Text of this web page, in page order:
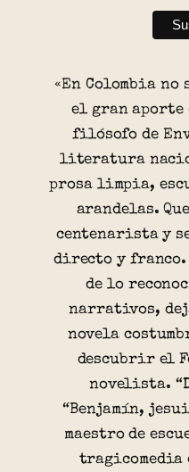
«En Colombia no
el gran
filósofo de
literatura
prosa limpia,
arandelas.
centenarista y
directo y franco.
de lo
narrativos,
novela
descubrir el
novelista.
“Benjamín,
maestro de
tragicomedia